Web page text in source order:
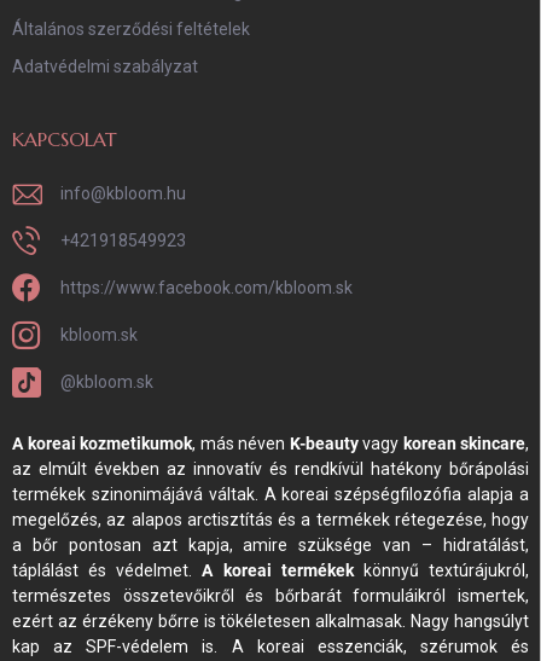
Általános szerződési feltételek
Adatvédelmi szabályzat
KAPCSOLAT
info@kbloom.hu
+421918549923
https://www.facebook.com/kbloom.sk
kbloom.sk
@kbloom.sk
A koreai kozmetikumok, más néven K-beautyvagy korean skincare,
az elmúlt években az innovatív és rendkívül hatékony bőrápolási
termékek szinonimájává váltak. A koreai szépségfilozófia alapja a
megelőzés, az alapos arctisztítás és a termékek rétegezése, hogy
a bőr pontosan azt kapja, amire szüksége van – hidratálást,
táplálást és védelmet.A koreai termékekkönnyű textúrájukról,
természetes összetevőikről és bőrbarát formuláikról ismertek,
ezért az érzékeny bőrre is tökéletesen alkalmasak. Nagy hangsúlyt
kap az SPF-védelem is. A koreai esszenciák, szérumok és